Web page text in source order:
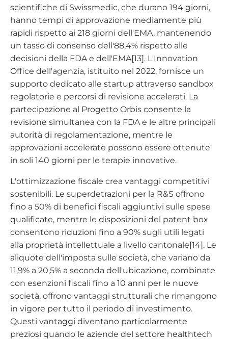
scientifiche di Swissmedic, che durano 194 giorni,
hanno tempi di approvazione mediamente più
rapidi rispetto ai 218 giorni dell'EMA, mantenendo
un tasso di consenso dell'88,4% rispetto alle
decisioni della FDA e dell'EMA[13]. L'Innovation
Office dell'agenzia, istituito nel 2022, fornisce un
supporto dedicato alle startup attraverso sandbox
regolatorie e percorsi di revisione accelerati. La
partecipazione al Progetto Orbis consente la
revisione simultanea con la FDA e le altre principali
autorità di regolamentazione, mentre le
approvazioni accelerate possono essere ottenute
in soli 140 giorni per le terapie innovative.
L'ottimizzazione fiscale crea vantaggi competitivi
sostenibili. Le superdetrazioni per la R&S offrono
fino a 50% di benefici fiscali aggiuntivi sulle spese
qualificate, mentre le disposizioni del patent box
consentono riduzioni fino a 90% sugli utili legati
alla proprietà intellettuale a livello cantonale[14]. Le
aliquote dell'imposta sulle società, che variano da
11,9% a 20,5% a seconda dell'ubicazione, combinate
con esenzioni fiscali fino a 10 anni per le nuove
società, offrono vantaggi strutturali che rimangono
in vigore per tutto il periodo di investimento.
Questi vantaggi diventano particolarmente
preziosi quando le aziende del settore healthtech